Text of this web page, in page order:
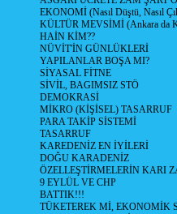
EKONOMİ (Nasıl Düştü, Nasıl
KÜLTÜR MEVSİMİ (Ankara da
HAİN KİM??
NÜVİT'İN GÜNLÜKLERİ
YAPILANLAR BOŞA MI?
SİYASAL FİTNE
SİVİL, BAGIMSIZ STÖ
DEMOKRASİ
MİKRO (KİŞİSEL) TASARRUF
PARA TAKİP SİSTEMİ
TASARRUF
KAREDENİZ EN İYİLERİ
DOĞU KARADENİZ
ÖZELLEŞTİRMELERİN KARI
9 EYLÜL VE CHP
BATTIK!!!
TÜKETEREK Mİ, EKONOMİK